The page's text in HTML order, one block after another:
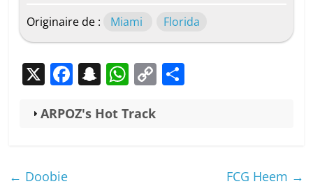
Originaire de : Miami Florida
X F
c
S
a
W
at
C
ARPOZ's Hot Track
← Doobie FCG Heem →